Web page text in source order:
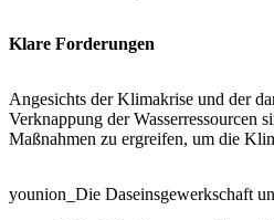
Klare Forderungen
Angesichts der Klimakrise und der
Verknappung der Wasserressourcen
Maßnahmen zu ergreifen, um die
younion_Die Daseinsgewerkschaft